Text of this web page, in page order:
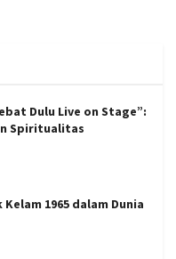
Dulu Live on Stage”:
Spiritualitas
1965 dalam Dunia